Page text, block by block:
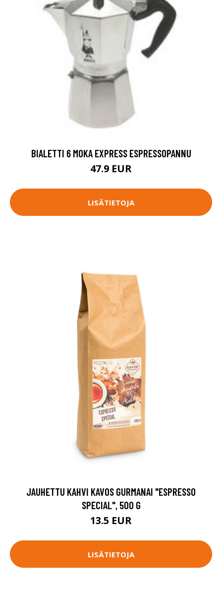
BIALETTI 6 MOKA EXPRESS ESPRESSOPANNU
47.9 EUR
LISÄTIETOJA
JAUHETTU KAHVI KAVOS GURMANAI "ESPRESSO
SPECIAL", 500 G
13.5 EUR
LISÄTIETOJA